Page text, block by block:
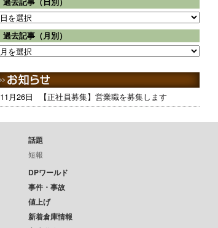
過去記事（月別）
11月26日 【正社員募集】営業職を募集します
話題
短報
DPワールド
事件・事故
値上げ
新着倉庫情報